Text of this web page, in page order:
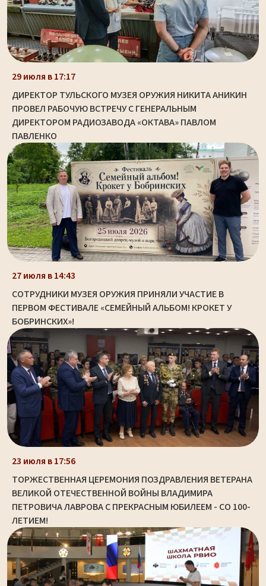
29 июля в 17:17
ДИРЕКТОР ТУЛЬСКОГО МУЗЕЯ ОРУЖИЯ НИКИТА АНИКИН
ПРОВЕЛ РАБОЧУЮ ВСТРЕЧУ С ГЕНЕРАЛЬНЫМ
ДИРЕКТОРОМ РАДИОЗАВОДА «ОКТАВА» ПАВЛОМ
ПАВЛЕНКО
27 июля в 14:43
СОТРУДНИКИ МУЗЕЯ ОРУЖИЯ ПРИНЯЛИ УЧАСТИЕ В
ПЕРВОМ ФЕСТИВАЛЕ «СЕМЕЙНЫЙ АЛЬБОМ! КРОКЕТ У
БОБРИНСКИХ»!
23 июля в 17:56
ТОРЖЕСТВЕННАЯ ЦЕРЕМОНИЯ ПОЗДРАВЛЕНИЯ ВЕТЕРАНА
ВЕЛИКОЙ ОТЕЧЕСТВЕННОЙ ВОЙНЫ ВЛАДИМИРА
ПЕТРОВИЧА ЛАВРОВА С ПРЕКРАСНЫМ ЮБИЛЕЕМ - СО 100-
ЛЕТИЕМ!